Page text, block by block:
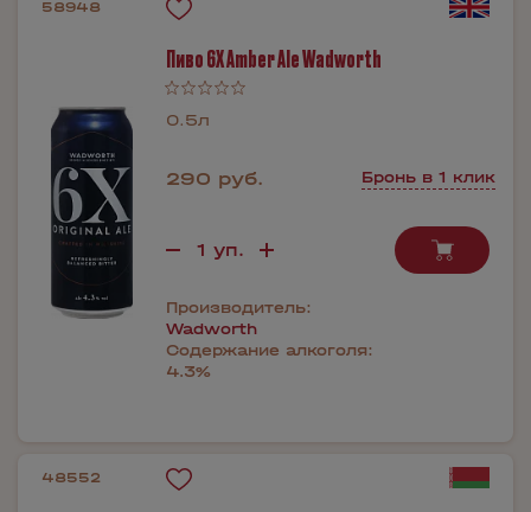
58948
Пиво 6X Amber Ale Wadworth
0.5л
290 руб. Бронь в 1 клик
Производитель:
Wadworth
Содержание алкоголя:
4.3%
48552